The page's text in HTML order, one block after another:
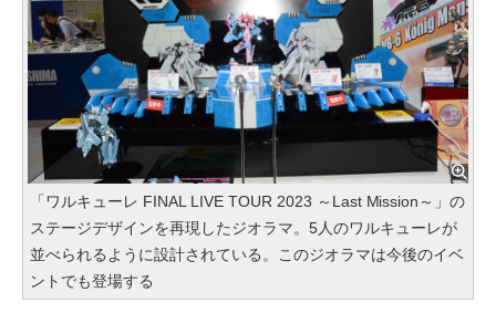
「ワルキューレ FINAL LIVE TOUR 2023 ～Last Mission～」の
ステージデザインを再現したジオラマ。5人のワルキューレが
並べられるように設計されている。このジオラマは今後のイベ
ントでも登場する